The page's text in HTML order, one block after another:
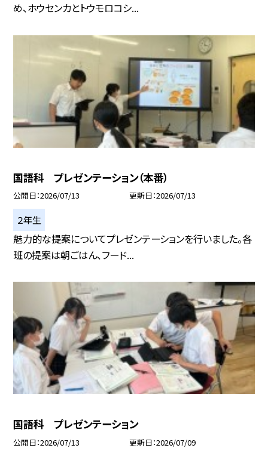
め、ホウセンカとトウモロコシ...
国語科 プレゼンテーション（本番）
公開日 2026/07/13 更新日 2026/07/13
２年生
魅力的な提案についてプレゼンテーションを行いました。各
班の提案は朝ごはん、フード...
国語科 プレゼンテーション
公開日 2026/07/13 更新日 2026/07/09